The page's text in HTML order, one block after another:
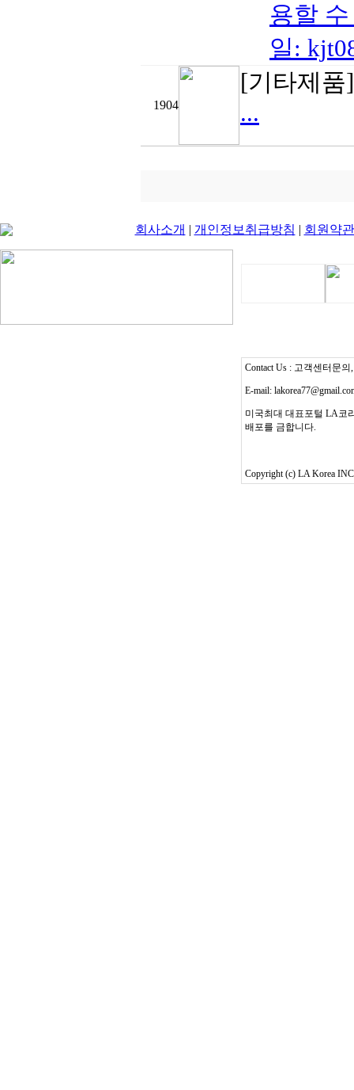
용할
일:
1904
[기타제
...
회사소개 | 개인정보취급방침 | 회원약관
Contact Us : 고객센터문의
E-mail:
미국최대 대표포털 LA코
배포를 금합니다.
Copyright (c) LA Korea